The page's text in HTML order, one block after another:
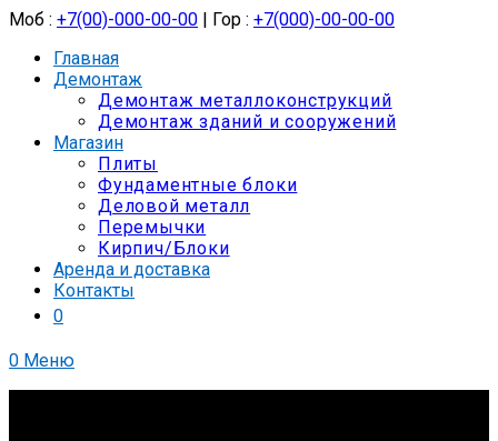
Моб : +7(00)-000-00-00 | Гор : +7(000)-00-00-00
Главная
Демонтаж
Демонтаж металлоконструкций
Демонтаж зданий и сооружений
Магазин
Плиты
Фундаментные блоки
Деловой металл
Перемычки
Кирпич/Блоки
Аренда и доставка
Контакты
0
0 Меню